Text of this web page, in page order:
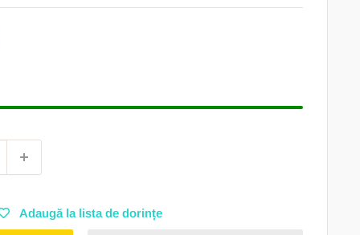
Adaugă la lista de dorințe